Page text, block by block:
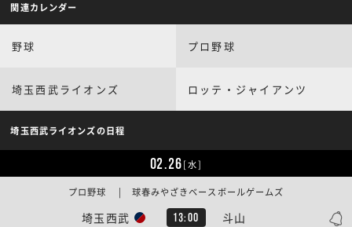
関連カレンダー
野球 プロ野球
埼玉西武ライオンズ ロッテ・ジャイアンツ
埼玉西武ライオンズの日程
02.26[水]
埼玉西武 13:00 斗山
プロ野球 | 球春みやざきベースボールゲームズ